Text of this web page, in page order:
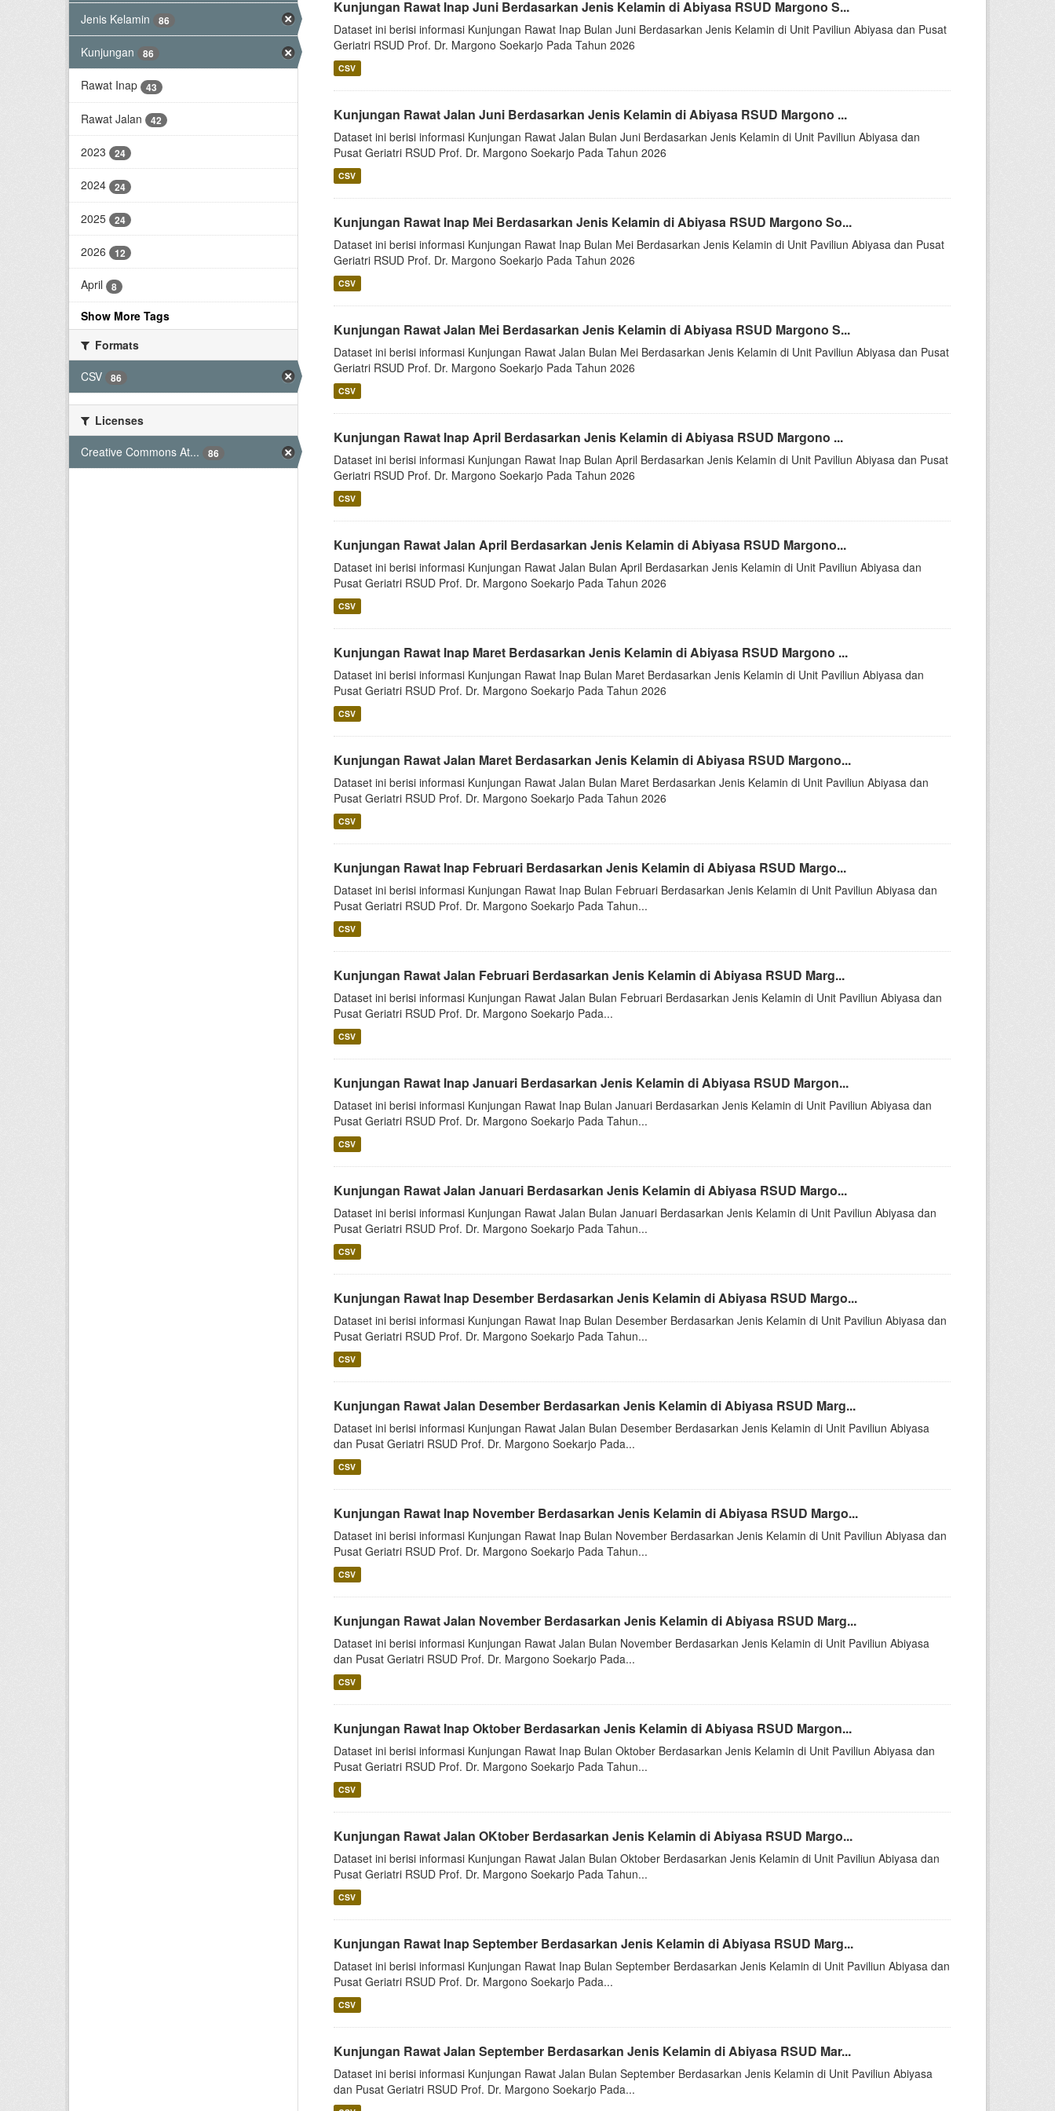
Jenis Kelamin 86
Kunjungan 86
Rawat Inap 43
Rawat Jalan 42
2023 24
2024 24
2025 24
2026 12
April 8
Show More Tags
Formats
CSV
86
Licenses
Creative Commons At...
86
Kunjungan Rawat Inap Juni Berdasarkan Jenis Kelamin di Abiyasa RSUD Margono S...
Dataset ini berisi informasi Kunjungan Rawat Inap Bulan Juni Berdasarkan Jenis Kelamin di Unit Paviliun Abiyasa dan Pusat
Geriatri RSUD Prof. Dr. Margono Soekarjo Pada Tahun 2026
CSV
Kunjungan Rawat Jalan Juni Berdasarkan Jenis Kelamin di Abiyasa RSUD Margono ...
Dataset ini berisi informasi Kunjungan Rawat Jalan Bulan Juni Berdasarkan Jenis Kelamin di Unit Paviliun Abiyasa dan
Pusat Geriatri RSUD Prof. Dr. Margono Soekarjo Pada Tahun 2026
CSV
Kunjungan Rawat Inap Mei Berdasarkan Jenis Kelamin di Abiyasa RSUD Margono So...
Dataset ini berisi informasi Kunjungan Rawat Inap Bulan Mei Berdasarkan Jenis Kelamin di Unit Paviliun Abiyasa dan Pusat
Geriatri RSUD Prof. Dr. Margono Soekarjo Pada Tahun 2026
CSV
Kunjungan Rawat Jalan Mei Berdasarkan Jenis Kelamin di Abiyasa RSUD Margono S...
Dataset ini berisi informasi Kunjungan Rawat Jalan Bulan Mei Berdasarkan Jenis Kelamin di Unit Paviliun Abiyasa dan Pusat
Geriatri RSUD Prof. Dr. Margono Soekarjo Pada Tahun 2026
CSV
Kunjungan Rawat Inap April Berdasarkan Jenis Kelamin di Abiyasa RSUD Margono ...
Dataset ini berisi informasi Kunjungan Rawat Inap Bulan April Berdasarkan Jenis Kelamin di Unit Paviliun Abiyasa dan Pusat
Geriatri RSUD Prof. Dr. Margono Soekarjo Pada Tahun 2026
CSV
Kunjungan Rawat Jalan April Berdasarkan Jenis Kelamin di Abiyasa RSUD Margono...
Dataset ini berisi informasi Kunjungan Rawat Jalan Bulan April Berdasarkan Jenis Kelamin di Unit Paviliun Abiyasa dan
Pusat Geriatri RSUD Prof. Dr. Margono Soekarjo Pada Tahun 2026
CSV
Kunjungan Rawat Inap Maret Berdasarkan Jenis Kelamin di Abiyasa RSUD Margono ...
Dataset ini berisi informasi Kunjungan Rawat Inap Bulan Maret Berdasarkan Jenis Kelamin di Unit Paviliun Abiyasa dan
Pusat Geriatri RSUD Prof. Dr. Margono Soekarjo Pada Tahun 2026
CSV
Kunjungan Rawat Jalan Maret Berdasarkan Jenis Kelamin di Abiyasa RSUD Margono...
Dataset ini berisi informasi Kunjungan Rawat Jalan Bulan Maret Berdasarkan Jenis Kelamin di Unit Paviliun Abiyasa dan
Pusat Geriatri RSUD Prof. Dr. Margono Soekarjo Pada Tahun 2026
CSV
Kunjungan Rawat Inap Februari Berdasarkan Jenis Kelamin di Abiyasa RSUD Margo...
Dataset ini berisi informasi Kunjungan Rawat Inap Bulan Februari Berdasarkan Jenis Kelamin di Unit Paviliun Abiyasa dan
Pusat Geriatri RSUD Prof. Dr. Margono Soekarjo Pada Tahun...
CSV
Kunjungan Rawat Jalan Februari Berdasarkan Jenis Kelamin di Abiyasa RSUD Marg...
Dataset ini berisi informasi Kunjungan Rawat Jalan Bulan Februari Berdasarkan Jenis Kelamin di Unit Paviliun Abiyasa dan
Pusat Geriatri RSUD Prof. Dr. Margono Soekarjo Pada...
CSV
Kunjungan Rawat Inap Januari Berdasarkan Jenis Kelamin di Abiyasa RSUD Margon...
Dataset ini berisi informasi Kunjungan Rawat Inap Bulan Januari Berdasarkan Jenis Kelamin di Unit Paviliun Abiyasa dan
Pusat Geriatri RSUD Prof. Dr. Margono Soekarjo Pada Tahun...
CSV
Kunjungan Rawat Jalan Januari Berdasarkan Jenis Kelamin di Abiyasa RSUD Margo...
Dataset ini berisi informasi Kunjungan Rawat Jalan Bulan Januari Berdasarkan Jenis Kelamin di Unit Paviliun Abiyasa dan
Pusat Geriatri RSUD Prof. Dr. Margono Soekarjo Pada Tahun...
CSV
Kunjungan Rawat Inap Desember Berdasarkan Jenis Kelamin di Abiyasa RSUD Margo...
Dataset ini berisi informasi Kunjungan Rawat Inap Bulan Desember Berdasarkan Jenis Kelamin di Unit Paviliun Abiyasa dan
Pusat Geriatri RSUD Prof. Dr. Margono Soekarjo Pada Tahun...
CSV
Kunjungan Rawat Jalan Desember Berdasarkan Jenis Kelamin di Abiyasa RSUD Marg...
Dataset ini berisi informasi Kunjungan Rawat Jalan Bulan Desember Berdasarkan Jenis Kelamin di Unit Paviliun Abiyasa
dan Pusat Geriatri RSUD Prof. Dr. Margono Soekarjo Pada...
CSV
Kunjungan Rawat Inap November Berdasarkan Jenis Kelamin di Abiyasa RSUD Margo...
Dataset ini berisi informasi Kunjungan Rawat Inap Bulan November Berdasarkan Jenis Kelamin di Unit Paviliun Abiyasa dan
Pusat Geriatri RSUD Prof. Dr. Margono Soekarjo Pada Tahun...
CSV
Kunjungan Rawat Jalan November Berdasarkan Jenis Kelamin di Abiyasa RSUD Marg...
Dataset ini berisi informasi Kunjungan Rawat Jalan Bulan November Berdasarkan Jenis Kelamin di Unit Paviliun Abiyasa
dan Pusat Geriatri RSUD Prof. Dr. Margono Soekarjo Pada...
CSV
Kunjungan Rawat Inap Oktober Berdasarkan Jenis Kelamin di Abiyasa RSUD Margon...
Dataset ini berisi informasi Kunjungan Rawat Inap Bulan Oktober Berdasarkan Jenis Kelamin di Unit Paviliun Abiyasa dan
Pusat Geriatri RSUD Prof. Dr. Margono Soekarjo Pada Tahun...
CSV
Kunjungan Rawat Jalan OKtober Berdasarkan Jenis Kelamin di Abiyasa RSUD Margo...
Dataset ini berisi informasi Kunjungan Rawat Jalan Bulan Oktober Berdasarkan Jenis Kelamin di Unit Paviliun Abiyasa dan
Pusat Geriatri RSUD Prof. Dr. Margono Soekarjo Pada Tahun...
CSV
Kunjungan Rawat Inap September Berdasarkan Jenis Kelamin di Abiyasa RSUD Marg...
Dataset ini berisi informasi Kunjungan Rawat Inap Bulan September Berdasarkan Jenis Kelamin di Unit Paviliun Abiyasa dan
Pusat Geriatri RSUD Prof. Dr. Margono Soekarjo Pada...
CSV
Kunjungan Rawat Jalan September Berdasarkan Jenis Kelamin di Abiyasa RSUD Mar...
Dataset ini berisi informasi Kunjungan Rawat Jalan Bulan September Berdasarkan Jenis Kelamin di Unit Paviliun Abiyasa
dan Pusat Geriatri RSUD Prof. Dr. Margono Soekarjo Pada...